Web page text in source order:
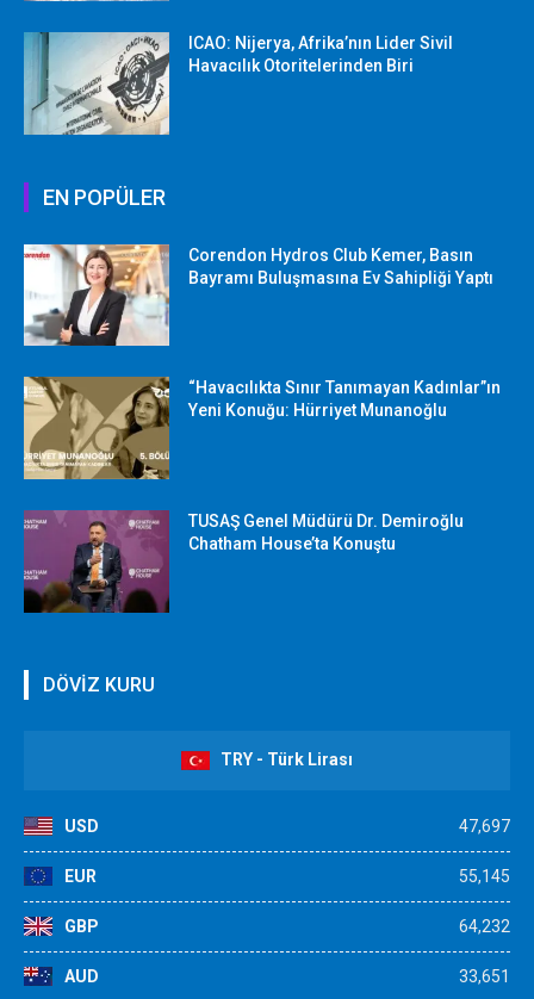
ICAO: Nijerya, Afrika’nın Lider Sivil
Havacılık Otoritelerinden Biri
EN POPÜLER
Corendon Hydros Club Kemer, Basın
Bayramı Buluşmasına Ev Sahipliği Yaptı
“Havacılıkta Sınır Tanımayan Kadınlar”ın
Yeni Konuğu: Hürriyet Munanoğlu
TUSAŞ Genel Müdürü Dr. Demiroğlu
Chatham House’ta Konuştu
DÖVİZ KURU
TRY - Türk Lirası
USD 47,697
EUR 55,145
GBP 64,232
AUD 33,651